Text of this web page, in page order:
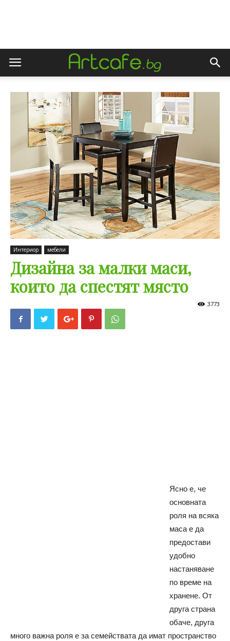
Интериор мебели
Дизайна за малки маси,
които да спестят място
3773
Ясно е, че
основната
роля на всяка
маса е да
предостави
удобно
настаняване
по време на
хранене. От
друга страна
обаче, друга
много важна роля е за семействата да имат пространство